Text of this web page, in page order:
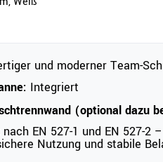
und moderner Team-
Integriert
(optional dazu
EN 527-1 und EN 527-2
Nutzung und stabile